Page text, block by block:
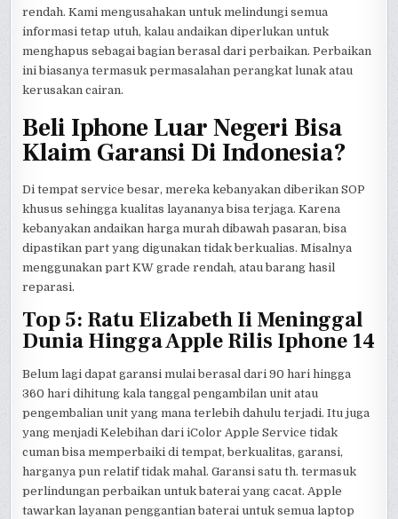
rendah. Kami mengusahakan untuk melindungi semua
informasi tetap utuh, kalau andaikan diperlukan untuk
menghapus sebagai bagian berasal dari perbaikan. Perbaikan
ini biasanya termasuk permasalahan perangkat lunak atau
kerusakan cairan.
Beli Iphone Luar Negeri Bisa
Klaim Garansi Di Indonesia?
Di tempat service besar, mereka kebanyakan diberikan SOP
khusus sehingga kualitas layananya bisa terjaga. Karena
kebanyakan andaikan harga murah dibawah pasaran, bisa
dipastikan part yang digunakan tidak berkualias. Misalnya
menggunakan part KW grade rendah, atau barang hasil
reparasi.
Top 5: Ratu Elizabeth Ii Meninggal
Dunia Hingga Apple Rilis Iphone 14
Belum lagi dapat garansi mulai berasal dari 90 hari hingga
360 hari dihitung kala tanggal pengambilan unit atau
pengembalian unit yang mana terlebih dahulu terjadi. Itu juga
yang menjadi Kelebihan dari iColor Apple Service tidak
cuman bisa memperbaiki di tempat, berkualitas, garansi,
harganya pun relatif tidak mahal. Garansi satu th. termasuk
perlindungan perbaikan untuk baterai yang cacat. Apple
tawarkan layanan penggantian baterai untuk semua laptop